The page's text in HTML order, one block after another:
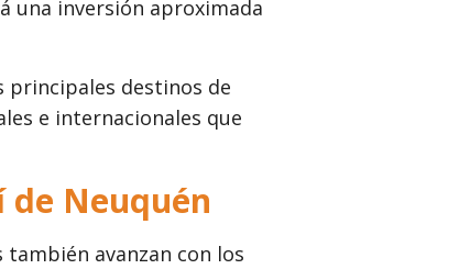
una inversión aproximada
principales destinos de
e internacionales que
Neuquén
avanzan con los